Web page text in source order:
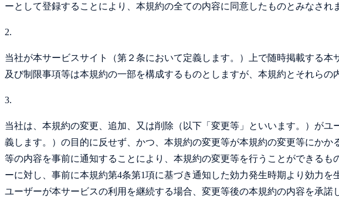
ーとして登録することにより、本規約の全ての内容に同意したものとみなされ
2.
当社が本サービスサイト（第２条において定義します。）上で随時掲載する
及び制限事項等は本規約の一部を構成するものとしますが、本規約とそれら
3.
当社は、本規約の変更、追加、又は削除（以下「変更等」といいます。）が
義します。）の目的に反せず、かつ、本規約の変更等が本規約の変更等にか
等の内容を事前に通知することにより、本規約の変更等を行うことができる
ーに対し、事前に本規約第4条第1項に基づき通知した効力発生時期より効力
ユーザーが本サービスの利用を継続する場合、変更等後の本規約の内容を承諾